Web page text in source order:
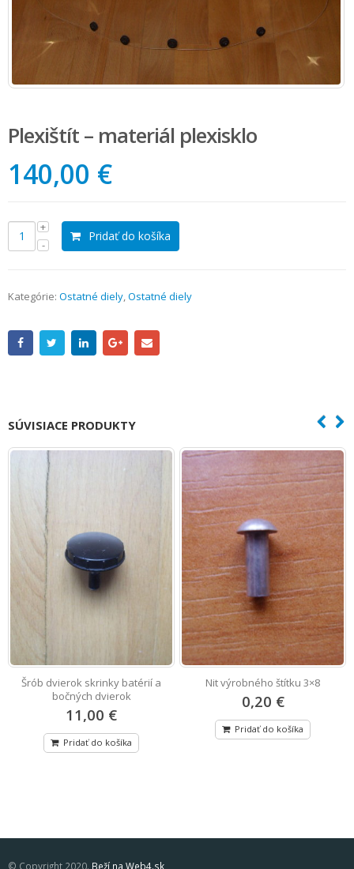
Plexištít – materiál plexisklo
140,00 €
Pridať do košíka
Kategórie: Ostatné diely,Ostatné diely
SÚVISIACE PRODUKTY
Šrób dvierok skrinky batérií a
bočných dvierok
11,00 €
Pridať do košíka
Nit výrobného štítku 3×8
0,20 €
Pridať do košíka
© Copyright 2020. Beží na Web4.sk